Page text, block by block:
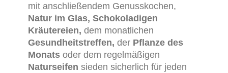
mit anschließendem Genusskochen,
Natur im Glas, Schokoladigen
Kräutereien, dem monatlichen
Gesundheitstreffen, der Pflanze des
Monats oder dem regelmäßigen
Naturseifen sieden sicherlich für jeden